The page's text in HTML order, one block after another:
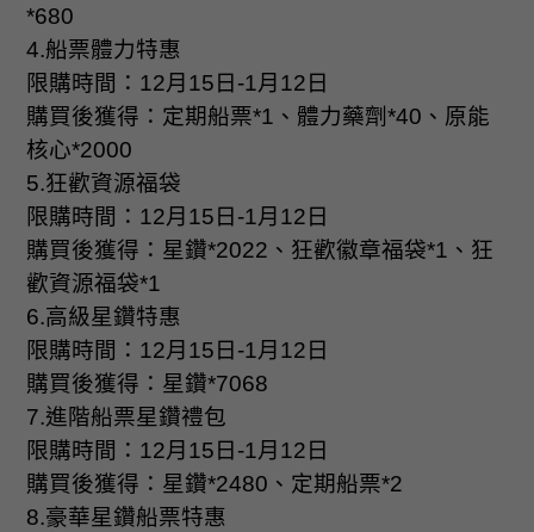
*680
4.船票體力特惠
限購時間： 12月 15 日 -1月 12 日
購買後獲得：定期船票*1 、體力藥劑*40 、原能
核心*2000
5.狂歡資源福袋
限購時間： 12月 15 日 -1月 12 日
購買後獲得：星鑽*2022 、狂歡徽章福袋*1 、狂
歡資源福袋*1
6.高級星鑽特惠
限購時間： 12月 15 日 -1月 12 日
購買後獲得：星鑽*7068
7.進階船票星鑽禮包
限購時間： 12月 15 日 -1月 12 日
購買後獲得：星鑽*2480 、定期船票*2
8.豪華星鑽船票特惠